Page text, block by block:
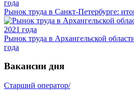
Рынок труда в Санкт-Петербурге:
Рынок труда в Архангельской
года
Вакансии дня
Старший оператор/